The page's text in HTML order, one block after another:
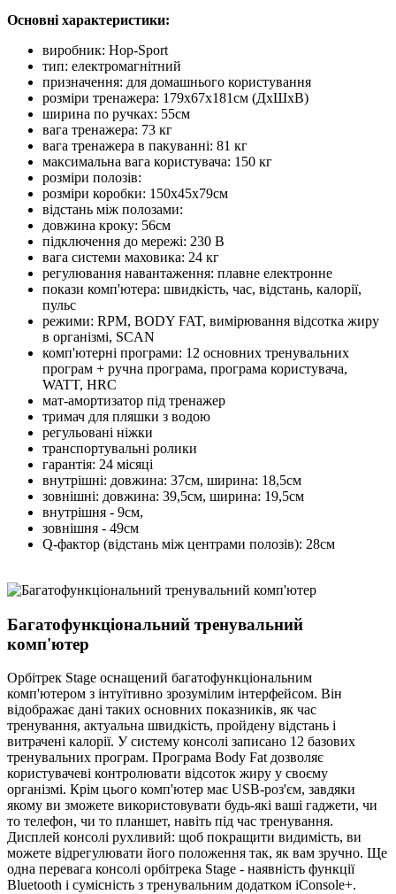
Основні характеристики:
виробник: Hop-Sport
тип: електромагнітний
призначення: для домашнього користування
розміри тренажера: 179x67x181см (ДхШхВ)
ширина по ручках: 55см
вага тренажера: 73 кг
вага тренажера в пакуванні: 81 кг
максимальна вага користувача: 150 кг
розміри полозів:
розміри коробки: 150х45х79см
відстань між полозами:
довжина кроку: 56см
підключення до мережі: 230 В
вага системи маховика: 24 кг
регулювання навантаження: плавне електронне
покази комп'ютера: швидкість, час, відстань, калорії,
пульс
режими: RPM, BODY FAT, вимірювання відсотка жиру
в організмі, SCAN
комп'ютерні програми: 12 основних тренувальних
програм + ручна програма, програма користувача,
WATT, HRC
мат-амортизатор під тренажер
тримач для пляшки з водою
регульовані ніжки
транспортувальні ролики
гарантія: 24 місяці
внутрішні: довжина: 37см, ширина: 18,5см
зовнішні: довжина: 39,5см, ширина: 19,5см
внутрішня - 9см,
зовнішня - 49см
Q-фактор (відстань між центрами полозів): 28см
Багатофункціональний тренувальний
комп'ютер
Орбітрек Stage оснащений багатофункціональним
комп'ютером з інтуїтивно зрозумілим інтерфейсом. Він
відображає дані таких основних показників, як час
тренування, актуальна швидкість, пройдену відстань і
витрачені калорії. У систему консолі записано 12 базових
тренувальних програм. Програма Body Fat дозволяє
користувачеві контролювати відсоток жиру у своєму
організмі. Крім цього комп'ютер має USB-роз'єм, завдяки
якому ви зможете використовувати будь-які ваші гаджети, чи
то телефон, чи то планшет, навіть під час тренування.
Дисплей консолі рухливий: щоб покращити видимість, ви
можете відрегулювати його положення так, як вам зручно. Ще
одна перевага консолі орбітрека Stage - наявність функції
Bluetooth і сумісність з тренувальним додатком iConsole+.